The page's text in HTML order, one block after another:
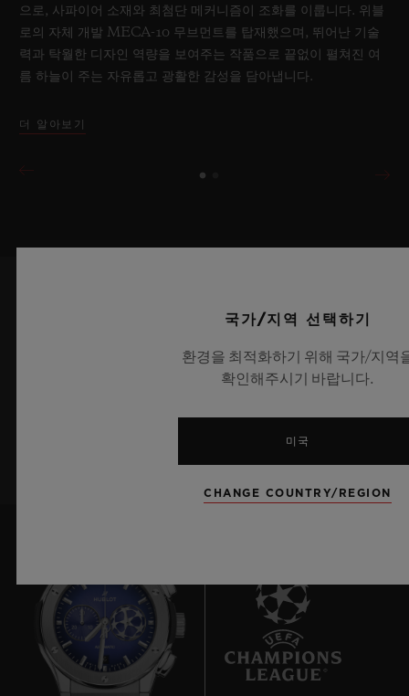
으로, 사파이어 소재와 최첨단 메커니즘이 조화를 이룹니다. 위블
로의 자체 개발 MECA-10 무브먼트를 탑재했으며, 뛰어난 기술
력과 탁월한 디자인 역량을 보여주는 작품으로 끝없이 펼쳐진 여
름 하늘이 주는 자유롭고 광활한 감성을 담아냅니다.
더 알아보기
최신 정보를 수신하겠습니다.
최신 위블로 뉴스를 업데이트 받겠습니다.
국가/지역 선택하기
환경을 최적화하기 위해 국가/지역
확인해주시기 바랍니다.
미국
CHANGE COUNTRY/REGION